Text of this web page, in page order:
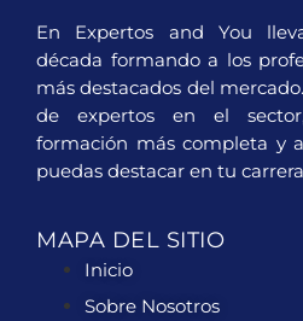
En Expertos and You
década formando a los
más destacados del
de expertos en el
formación más completa y
puedas destacar en tu
MAPA DEL SITIO
Inicio
Sobre Nosotros